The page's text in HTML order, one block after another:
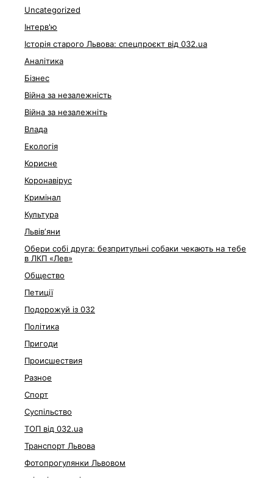
Uncategorized
Інтерв'ю
Історія старого Львова: спецпроєкт від 032.ua
Аналітика
Бізнес
Війна за незалежність
Війна за незалежніть
Влада
Екологія
Корисне
Коронавірус
Кримінал
Культура
Львівʼяни
Обери собі друга: безпритульні собаки чекають на тебе
в ЛКП «Лев»
Общество
Петиції
Подорожуй із 032
Політика
Пригоди
Происшествия
Разное
Спорт
Суспільство
ТОП від 032.ua
Транспорт Львова
Фотопрогулянки Львовом